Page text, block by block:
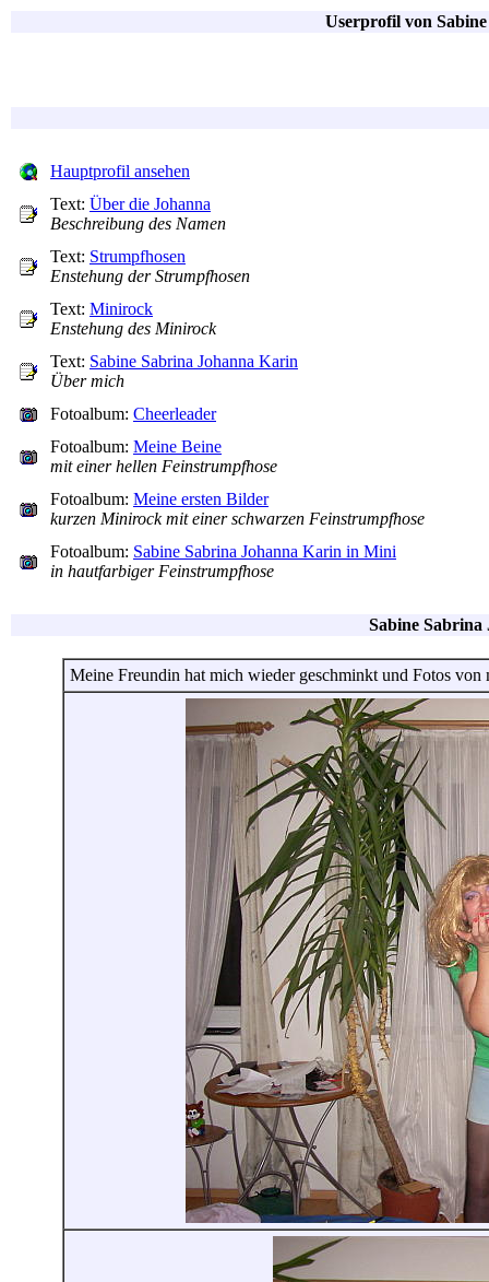
Userprofil von
Hauptprofil ansehen
Text: Über die Johanna
Beschreibung des Namen
Text: Strumpfhosen
Enstehung der Strumpfhosen
Text: Minirock
Enstehung des Minirock
Text: Sabine Sabrina Johanna Karin
Über mich
Fotoalbum: Cheerleader
Fotoalbum: Meine Beine
mit einer hellen Feinstrumpfhose
Fotoalbum: Meine ersten Bilder
kurzen Minirock mit einer schwarzen Feinstrumpfhose
Fotoalbum: Sabine Sabrina Johanna Karin in Mini
in hautfarbiger Feinstrumpfhose
Sabine
Meine Freundin hat mich wieder geschminkt und Fotos